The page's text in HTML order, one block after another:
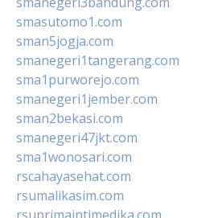
smasutomo1.com
sman5jogja.com
smanegeri1tangerang.com
sma1purworejo.com
smanegeri1jember.com
sman2bekasi.com
smanegeri47jkt.com
sma1wonosari.com
rscahayasehat.com
rsumalikasim.com
rsuprimaintimedika.com